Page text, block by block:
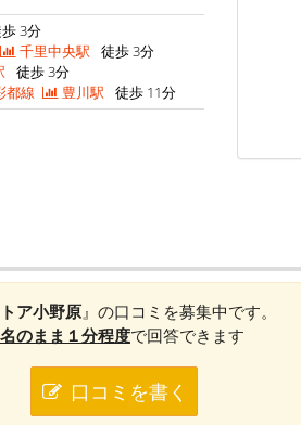
3分
千里中央駅 徒歩 3分
徒歩 3分
都線 豊川駅 徒歩 11分
ア小野原 』の口コミを募集中です。
のまま１分程度で回答できます
口コミを書く